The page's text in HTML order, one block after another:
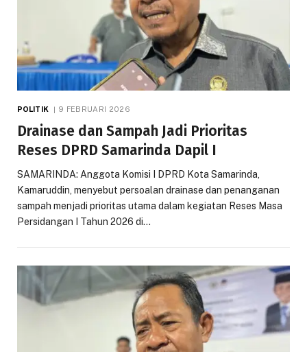
POLITIK 9 FEBRUARI 2026
Drainase dan Sampah Jadi Prioritas
Reses DPRD Samarinda Dapil I
SAMARINDA: Anggota Komisi I DPRD Kota Samarinda,
Kamaruddin, menyebut persoalan drainase dan penanganan
sampah menjadi prioritas utama dalam kegiatan Reses Masa
Persidangan I Tahun 2026 di…